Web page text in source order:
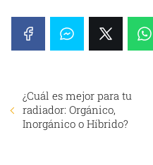
¿Cuál es mejor para tu
radiador: Orgánico,
Inorgánico o Híbrido?